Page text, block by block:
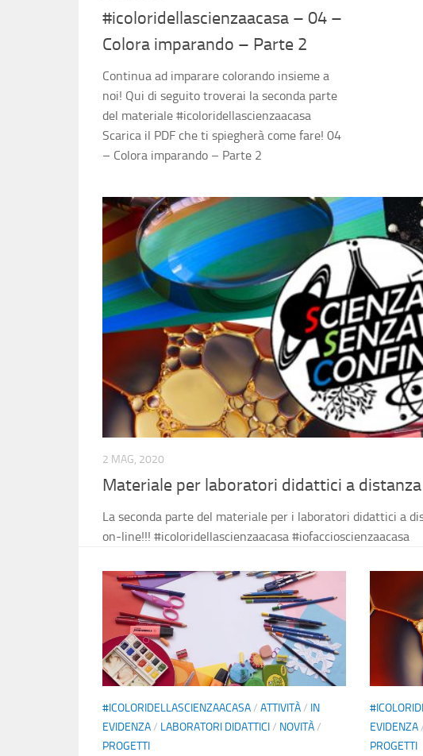
#icoloridellascienzaacasa – 04 –
Colora imparando – Parte 2
Continua ad imparare colorando insieme a
noi! Qui di seguito troverai la seconda parte
del materiale #icoloridellascienzaacasa
Scarica il PDF che ti spiegherà come fare! 04
– Colora imparando – Parte 2
2 MAG, 2020
Materiale per laboratori didattici a
La seconda parte del materiale per i laboratori didattici a
on-line!!! #icoloridellascienzaacasa #iofaccioscienzaacasa
#ICOLORIDELLASCIENZAACASA/ ATTIVITÀ/ IN
EVIDENZA/ LABORATORI DIDATTICI/ NOVITÀ/
PROGETTI
EVIDENZA
PROGETTI